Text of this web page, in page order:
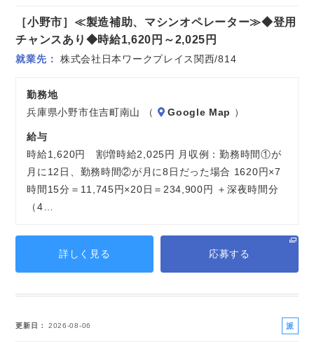
社
［小野市］≪製造補助、マシンオペレーター≫◆登用
チャンスあり◆時給1,620円～2,025円
就業先 株式会社日本ワークプレイス関西/814
勤務地
兵庫県小野市住吉町南山 （
Google Map ）
給与
時給1,620円 割増時給2,025円 月収例：勤務時間①が
月に12日、勤務時間②が月に8日だった場合 1620円×7
時間15分＝11,745円×20日＝234,900円 ＋深夜時間分
（4…
詳しく見る 応募する
更新日 2026-08-06
派